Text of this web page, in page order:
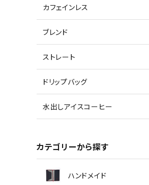
カフェインレス
ブレンド
ストレート
ドリップバッグ
水出しアイスコーヒー
カテゴリーから探す
ハンドメイド